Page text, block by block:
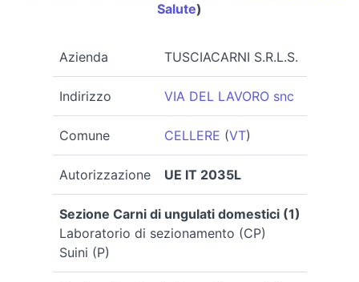
Salute)
Azienda TUSCIACARNI S.R.L.S.
Indirizzo VIA DEL LAVORO snc
Comune CELLERE (VT)
Autorizzazione UE IT 2035L
Sezione Carni di ungulati domestici (1)
Laboratorio di sezionamento (CP)
Suini (P)